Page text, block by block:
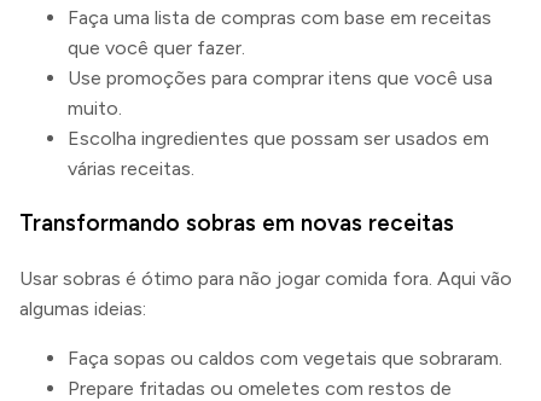
Faça uma lista de compras com base em receitas
que você quer fazer.
Use promoções para comprar itens que você usa
muito.
Escolha ingredientes que possam ser usados em
várias receitas.
Transformando sobras em novas receitas
Usar sobras é ótimo para não jogar comida fora. Aqui vão
algumas ideias:
Faça sopas ou caldos com vegetais que sobraram.
Prepare fritadas ou omeletes com restos de